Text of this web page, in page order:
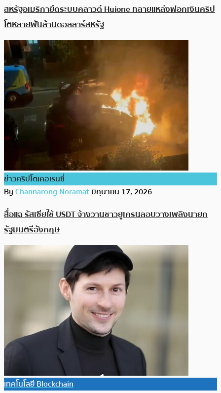
สหรัฐอเมริกายึดระบบคลาวด์ Huione ทลายแหล่งฟอกเงินคริป
โตหลายพันล้านดอลลาร์สหรัฐ
ข่าวคริปโตเคอเรนซี่
ByChannarong Noramatมิถุนายน 17, 2026
สื่อแฉ รัสเซียใช้ USDT จ้างวานชาวยูเครนลอบวางเพลิงนายก
รัฐมนตรีอังกฤษ
เทคโนโลยี Blockchain